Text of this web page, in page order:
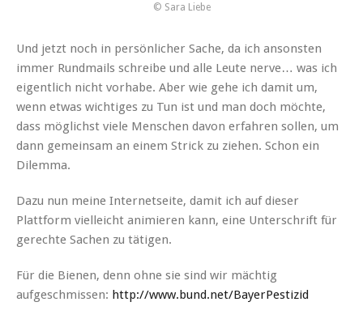
© Sara Liebe
Und jetzt noch in persönlicher Sache, da ich ansonsten
immer Rundmails schreibe und alle Leute nerve… was ich
eigentlich nicht vorhabe. Aber wie gehe ich damit um,
wenn etwas wichtiges zu Tun ist und man doch möchte,
dass möglichst viele Menschen davon erfahren sollen, um
dann gemeinsam an einem Strick zu ziehen. Schon ein
Dilemma.
Dazu nun meine Internetseite, damit ich auf dieser
Plattform vielleicht animieren kann, eine Unterschrift für
gerechte Sachen zu tätigen.
Für die Bienen, denn ohne sie sind wir mächtig
aufgeschmissen: http://www.bund.net/BayerPestizid